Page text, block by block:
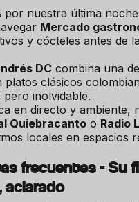
por nuestra última
Mercado
y cócteles antes de
DC combina una
platos clásicos
pero inolvidable.
en directo y ambiente,
Quiebracanto o Radio
locales en espacios
frecuentes - Su
aclarado